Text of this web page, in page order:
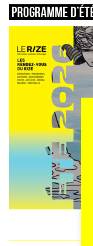
Programme